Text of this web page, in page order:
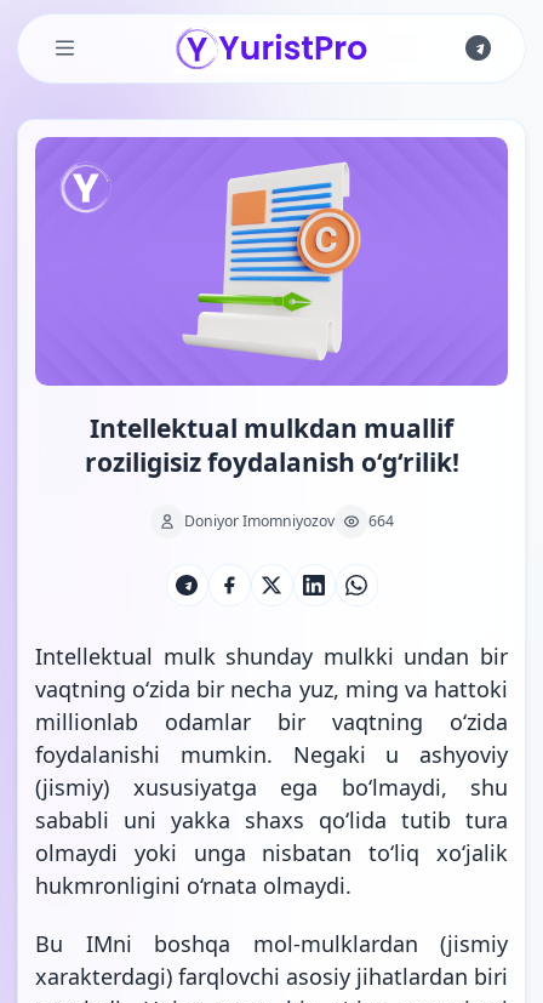
Skip to main content
Intellektual mulkdan muallif
roziligisiz foydalanish o‘g‘rilik!
Doniyor Imomniyozov 664
Intellektual mulk shunday mulkki undan bir
vaqtning o‘zida bir necha yuz, ming va hattoki
millionlab odamlar bir vaqtning o‘zida
foydalanishi mumkin. Negaki u ashyoviy
(jismiy) xususiyatga ega bo‘lmaydi, shu
sababli uni yakka shaxs qo‘lida tutib tura
olmaydi yoki unga nisbatan to‘liq xo‘jalik
hukmronligini o‘rnata olmaydi.
Bu IMni boshqa mol-mulklardan (jismiy
xarakterdagi) farqlovchi asosiy jihatlardan biri